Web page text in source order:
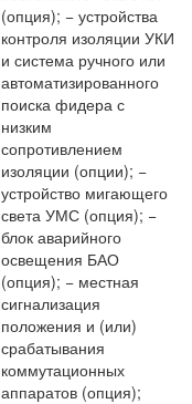
(опция); − устройства
контроля изоляции УКИ
и система ручного или
автоматизированного
поиска фидера с
низким
сопротивлением
изоляции (опции); −
устройство мигающего
света УМС (опция); −
блок аварийного
освещения БАО
(опция); − местная
сигнализация
положения и (или)
срабатывания
коммутационных
аппаратов (опция);